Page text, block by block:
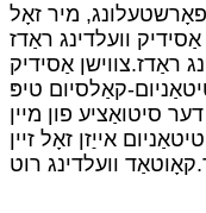
מיר זאָל
אַסידיק וועלדינג ראַדז
ראַדז.צווישן אַסידיק
קאַלסיום טיפּ
סיטואַציע פון ​​מיין
אייַזן זאָל זיין